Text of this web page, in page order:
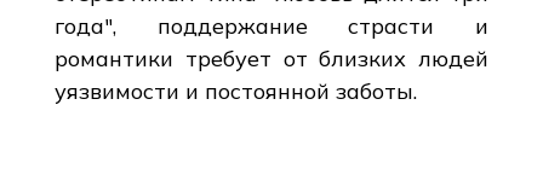
года", поддержание страсти и
романтики требует от близких людей
уязвимости и постоянной заботы.